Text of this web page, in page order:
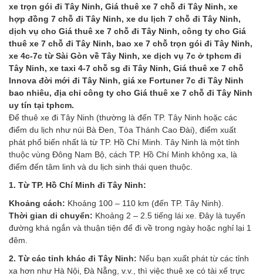
xe trọn gói đi Tây Ninh, Giá thuê xe 7 chỗ đi Tây Ninh, xe
hợp đồng 7 chỗ đi Tây Ninh, xe du lịch 7 chỗ đi Tây Ninh,
dịch vụ cho Giá thuê xe 7 chỗ đi Tây Ninh, công ty cho Giá
thuê xe 7 chỗ đi Tây Ninh, bao xe 7 chỗ trọn gói đi Tây Ninh,
xe 4c-7c từ Sài Gòn về Tây Ninh, xe dịch vụ 7c ở tphcm đi
Tây Ninh, xe taxi 4-7 chỗ sg đi Tây Ninh, Giá thuê xe 7 chỗ
Innova đời mới đi Tây Ninh, giá xe Fortuner 7c đi Tây Ninh
bao nhiêu, địa chỉ công ty cho Giá thuê xe 7 chỗ đi Tây Ninh
uy tín tại tphcm.
Để thuê xe đi Tây Ninh (thường là đến TP. Tây Ninh hoặc các
điểm du lịch như núi Bà Đen, Tòa Thánh Cao Đài), điểm xuất
phát phổ biến nhất là từ TP. Hồ Chí Minh. Tây Ninh là một tỉnh
thuộc vùng Đông Nam Bộ, cách TP. Hồ Chí Minh không xa, là
điểm đến tâm linh và du lịch sinh thái quen thuộc.
1. Từ TP. Hồ Chí Minh đi Tây Ninh:
Khoảng cách: Khoảng 100 – 110 km (đến TP. Tây Ninh).
Thời gian di chuyển: Khoảng 2 – 2.5 tiếng lái xe. Đây là tuyến
đường khá ngắn và thuận tiện để đi về trong ngày hoặc nghỉ lại 1
đêm.
2. Từ các tỉnh khác đi Tây Ninh: Nếu bạn xuất phát từ các tỉnh
xa hơn như Hà Nội, Đà Nẵng, v.v., thì việc thuê xe có tài xế trực